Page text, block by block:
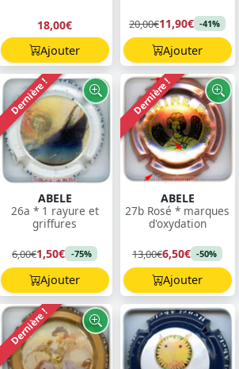
18,00€
Ajouter
20,00€11,90€ -41%
Ajouter
Dernière !
ABELE
26a * 1 rayure et
griffures
6,00€1,50€ -75%
Ajouter
Dernière !
ABELE
27b Rosé * marques
d'oxydation
13,00€6,50€ -50%
Ajouter
Dernière !